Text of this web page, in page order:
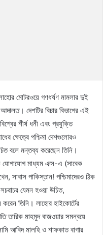
মোটরওয়ে গণধর্ষণ মামলার দুই
দেশটির বিচার বিভাগের এই
শীর্ষ ধনী এবং প্রযুক্তি
ক্ষেত্রে পশ্চিমা দেশগুলোরও
বলে মন্তব্য করেছেন তিনি।
যোগাযোগ মাধ্যম এক্স-এ (সাবেক
সাবাস পাকিস্তান! পশ্চিমাদেরও ঠিক
যেমন হওয়া উচিত,
তিনি। লাহোর হাইকোর্টের
তারিক মাহমুদ বাজওয়ার সমন্বয়ে
আবিদ মালহি ও শাফকাত বাগার